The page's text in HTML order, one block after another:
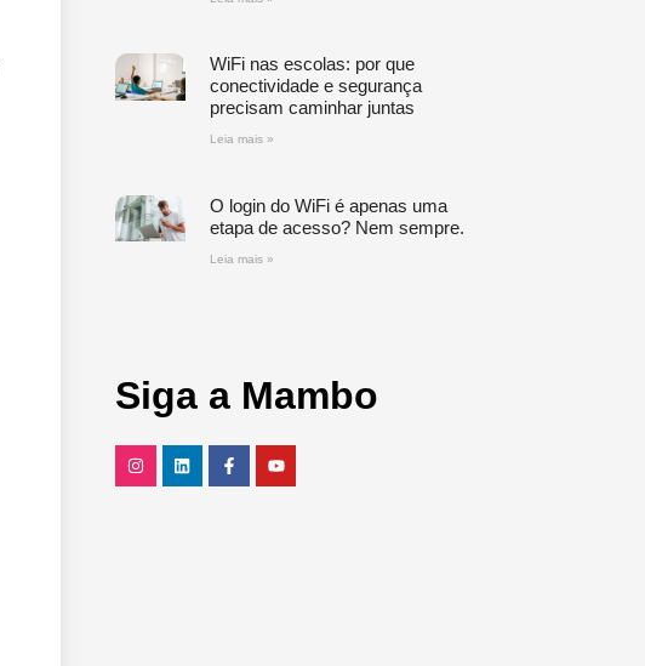
WiFi nas escolas: por que
conectividade e segurança
precisam caminhar juntas
Leia mais »
O login do WiFi é apenas uma
etapa de acesso? Nem sempre.
Leia mais »
Siga a Mambo